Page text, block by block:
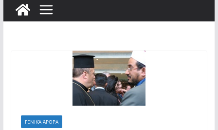
ΓΕΝΙΚΆ ΆΡΘΡΑ